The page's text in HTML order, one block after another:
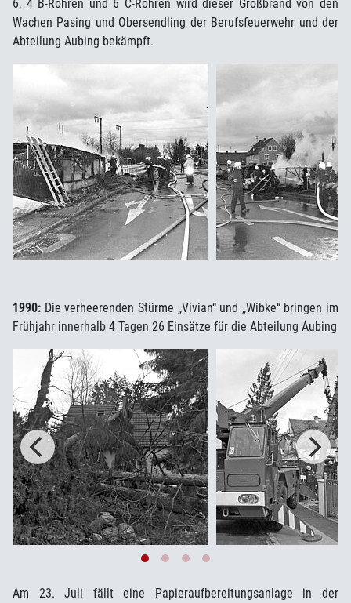
6, 4 B-Rohren und 6 C-Rohren wird dieser Großbrand von den
Wachen Pasing und Obersendling der Berufsfeuerwehr und der
Abteilung Aubing bekämpft.
1990: Die verheerenden Stürme „Vivian“ und „Wibke“ bringen im
Frühjahr innerhalb 4 Tagen 26 Einsätze für die Abteilung Aubing
Am 23. Juli fällt eine Papieraufbereitungsanlage in der